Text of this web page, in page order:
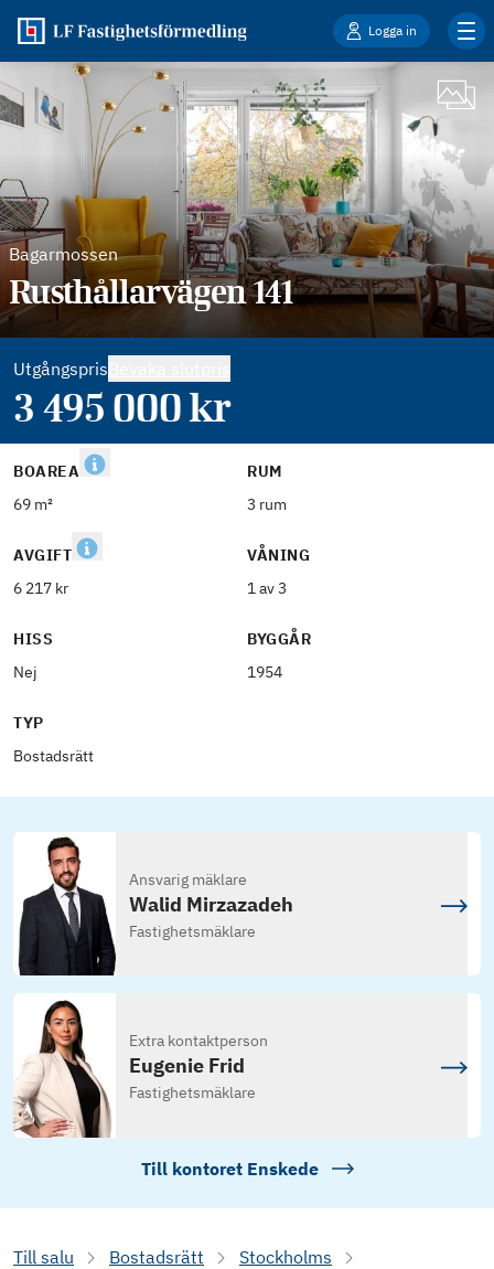
Logga in
Bagarmossen
Rusthållarvägen 141
Utgångspris
3 495 000kr
BOAREA
69 m²
RUM
3 rum
AVGIFT
6 217 kr
VÅNING
1 av 3
HISS
Nej
BYGGÅR
1954
TYP
Bostadsrätt
Ansvarig mäklare
Walid Mirzazadeh
Fastighetsmäklare
Extra kontaktperson
Eugenie Frid
Fastighetsmäklare
Till kontoret Enskede
Till salu Bostadsrätt
Stockholms